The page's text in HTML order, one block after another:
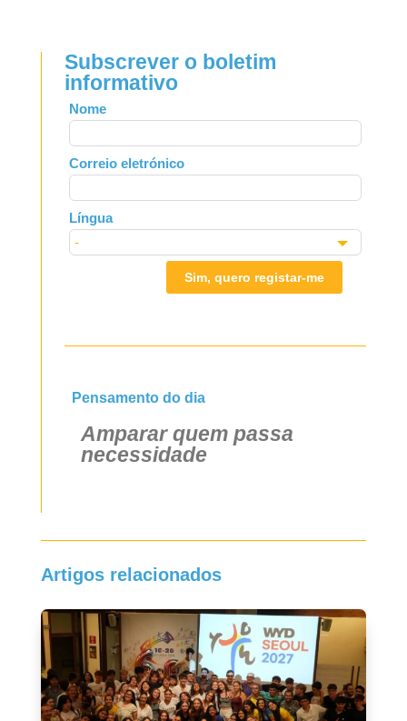
Subscrever o boletim
informativo
Leave
this
field
blank
Nome
Correio eletrónico
Língua
Sim, quero registar-me
Pensamento do dia
Amparar quem passa
necessidade
Artigos relacionados